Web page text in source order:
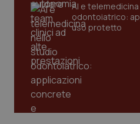
AI e
odontoiatrico:
uso protetto
tracking-sites-ironfish-
tracking-enable